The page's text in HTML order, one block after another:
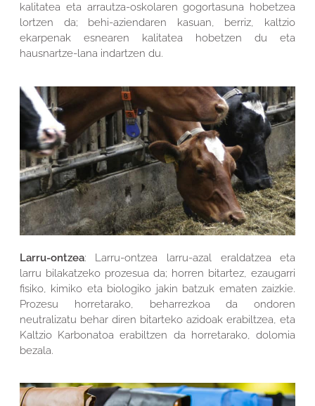
kalitatea eta arrautza-oskolaren gogortasuna hobetzea
lortzen da; behi-aziendaren kasuan, berriz, kaltzio
ekarpenak esnearen kalitatea hobetzen du eta
hausnartze-lana indartzen du.
Larru-ontzea: Larru-ontzea larru-azal eraldatzea eta
larru bilakatzeko prozesua da; horren bitartez, ezaugarri
fisiko, kimiko eta biologiko jakin batzuk ematen zaizkie.
Prozesu horretarako, beharrezkoa da ondoren
neutralizatu behar diren bitarteko azidoak erabiltzea, eta
Kaltzio Karbonatoa erabiltzen da horretarako, dolomia
bezala.